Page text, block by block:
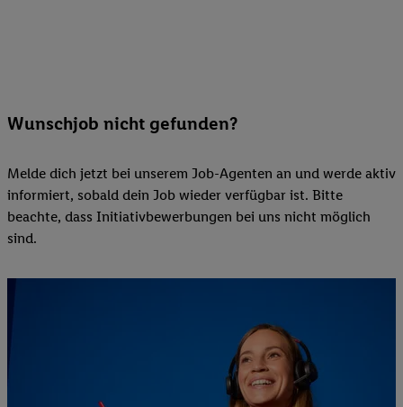
Wunschjob nicht gefunden?
Melde dich jetzt bei unserem Job-Agenten an und werde aktiv
informiert, sobald dein Job wieder verfügbar ist. Bitte
beachte, dass Initiativbewerbungen bei uns nicht möglich
sind.